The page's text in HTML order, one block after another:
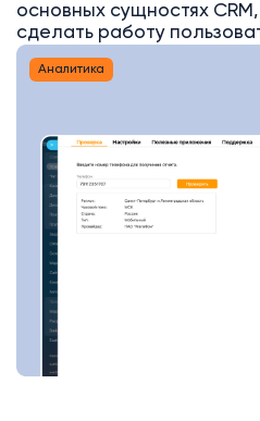
основных сущностях
сделать работу
Аналитика